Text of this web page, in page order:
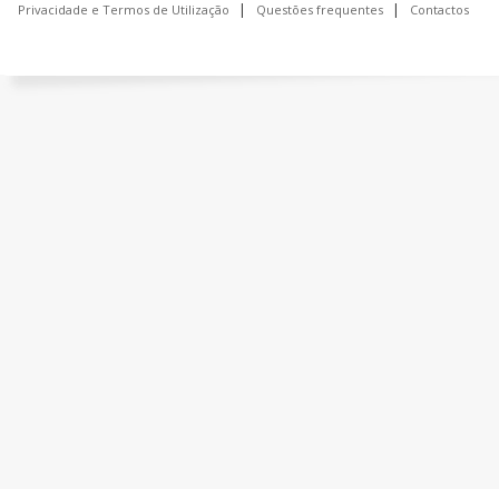
Privacidade e Termos de Utilização Questões frequentes Contactos